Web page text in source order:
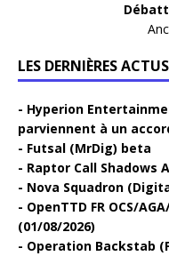
LES DERNIÈRES ACTUS
Hyperion
parviennent à un
Futsal (MrDig) beta
Raptor Call Shadows
Nova Squadron
OpenTTD FR OCS/
(01/08/2026)
Operation Backstab